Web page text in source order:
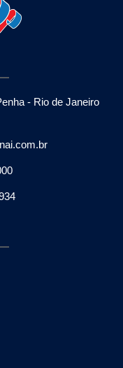
- Rio de Janeiro